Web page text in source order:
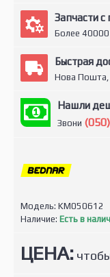
Запчасти с
Более 40000
Быстрая
Нова Пошта,
Нашли
Звони
Модель: KM050612
Наличие: Есть в
ЦЕНА: